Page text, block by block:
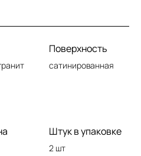
Поверхность
сатинированная
Штук в упаковке
2 шт